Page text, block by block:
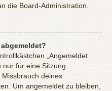
die Board-Administration.
„Angemeldet
nur für eine Sitzung
deines
Um angemeldet zu bleiben,